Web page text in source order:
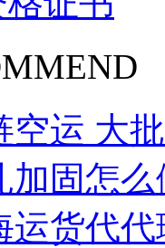
空运 大
加固怎么
运货代